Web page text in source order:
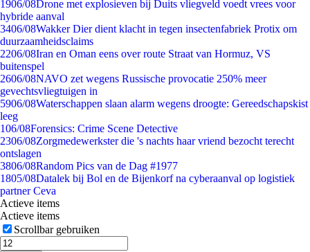
1906/08Drone met explosieven bij Duits vliegveld voedt vrees voor
hybride aanval
3406/08Wakker Dier dient klacht in tegen insectenfabriek Protix om
duurzaamheidsclaims
2206/08Iran en Oman eens over route Straat van Hormuz, VS
buitenspel
2606/08NAVO zet wegens Russische provocatie 250% meer
gevechtsvliegtuigen in
5906/08Waterschappen slaan alarm wegens droogte: Gereedschapskist
leeg
106/08Forensics: Crime Scene Detective
2306/08Zorgmedewerkster die 's nachts haar vriend bezocht terecht
ontslagen
3806/08Random Pics van de Dag #1977
1805/08Datalek bij Bol en de Bijenkorf na cyberaanval op logistiek
partner Ceva
Actieve items
Actieve items
Scrollbar gebruiken